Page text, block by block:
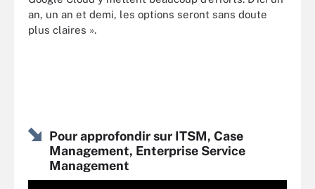
an, un an et demi, les options seront sans doute
plus claires ».
Pour approfondir sur ITSM, Case
Management, Enterprise Service
Management